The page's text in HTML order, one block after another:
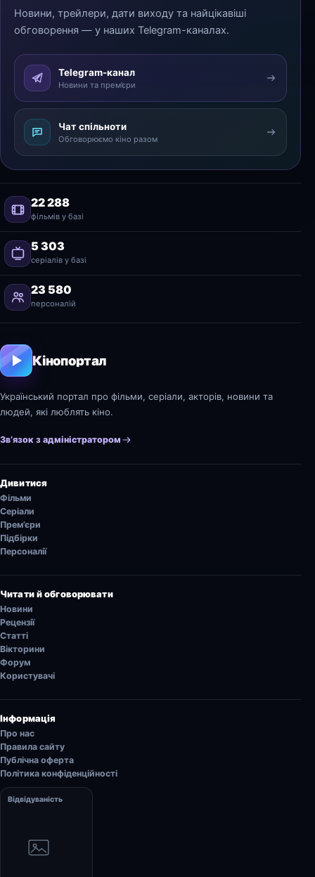
Новини, трейлери, дати виходу та найцікавіші
обговорення — у наших Telegram-каналах.
Telegram-канал
Новини та прем’єри
Чат спільноти
Обговорюємо кіно разом
22 288
фільмів у базі
5 303
серіалів у базі
23 580
персоналій
Кінопортал
Український портал про фільми, серіали, акторів, новини та
людей, які люблять кіно.
Зв’язок з адміністратором
Дивитися
Фільми
Серіали
Прем’єри
Підбірки
Персоналії
Читати й обговорювати
Новини
Рецензії
Статті
Вікторини
Форум
Користувачі
Інформація
Про нас
Правила сайту
Публічна оферта
Політика конфіденційності
Відвідуваність